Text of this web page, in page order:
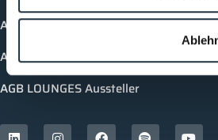
AGB Cleanroom-Processes
AGB LOUNGES Besucher
AGB LOUNGES Aussteller